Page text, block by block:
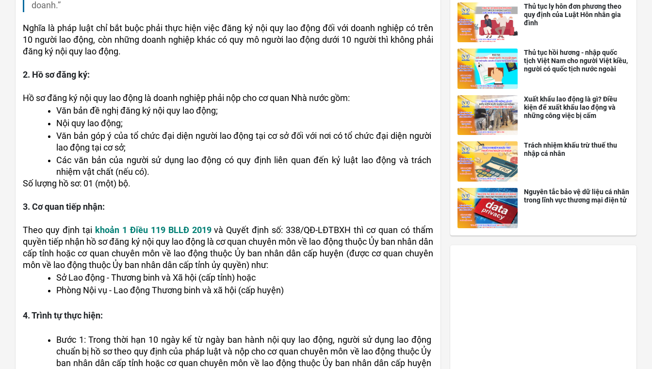
doanh.”
Nghĩa là pháp luật chỉ bắt buộc phải thực hiện việc đăng ký nội quy lao động đối với doanh nghiệp có trên
10 người lao động, còn những doanh nghiệp khác có quy mô người lao động dưới 10 người thì không phải
đăng ký nội quy lao động.
2. Hồ sơ đăng ký:
Hồ sơ đăng ký nội quy lao động là doanh nghiệp phải nộp cho cơ quan Nhà nước gồm:
Văn bản đề nghị đăng ký nội quy lao động;
Nội quy lao động;
Văn bản góp ý của tổ chức đại diện người lao động tại cơ sở đối với nơi có tổ chức đại diện người
lao động tại cơ sở;
Các văn bản của người sử dụng lao động có quy định liên quan đến kỷ luật lao động và trách
nhiệm vật chất (nếu có).
Số lượng hồ sơ: 01 (một) bộ.
3. Cơ quan tiếp nhận:
Theo quy định tại khoản 1 Điều 119 BLLĐ 2019 và Quyết định số: 338/QĐ-LĐTBXH thì cơ quan có thẩm
quyền tiếp nhận hồ sơ đăng ký nội quy lao động là cơ quan chuyên môn về lao động thuộc Ủy ban nhân dân
cấp tỉnh hoặc cơ quan chuyên môn về lao động thuộc Ủy ban nhân dân cấp huyện (được cơ quan chuyên
môn về lao động thuộc Ủy ban nhân dân cấp tỉnh ủy quyền) như:
Sở Lao động - Thương binh và Xã hội (cấp tỉnh) hoặc
Phòng Nội vụ - Lao động Thương binh và xã hội (cấp huyện)
4. Trình tự thực hiện:
Bước 1: Trong thời hạn 10 ngày kể từ ngày ban hành nội quy lao động, người sử dụng lao động
chuẩn bị hồ sơ theo quy định của pháp luật và nộp cho cơ quan chuyên môn về lao động thuộc Ủy
ban nhân dân cấp tỉnh hoặc cơ quan chuyên môn về lao động thuộc Ủy ban nhân dân cấp huyện
Thủ tục ly hôn đơn phương theo
quy định của Luật Hôn nhân gia
đình
Thủ tục hồi hương - nhập quốc
tịch Việt Nam cho người Việt kiều,
người có quốc tịch nước ngoài
Xuất khẩu lao động là gì? Điều
kiện để xuất khẩu lao động và
những công việc bị cấm
Trách nhiệm khấu trừ thuế thu
nhập cá nhân
Nguyên tắc bảo vệ dữ liệu cá nhân
trong lĩnh vực thương mại điện tử